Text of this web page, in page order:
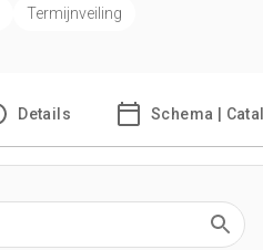
Termijnveiling
Details Schema |